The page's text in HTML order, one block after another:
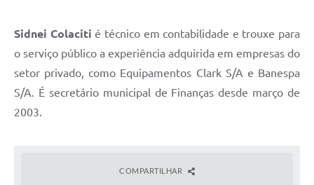
Sidnei Colaciti é técnico em contabilidade e trouxe para
o serviço público a experiência adquirida em empresas do
setor privado, como Equipamentos Clark S/A e Banespa
S/A. É secretário municipal de Finanças desde março de
2003.
COMPARTILHAR